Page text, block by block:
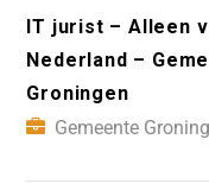
IT jurist – Alleen
Nederland –
Groningen
Gemeente